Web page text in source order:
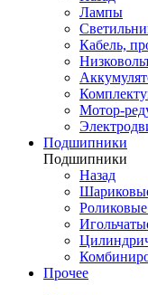
Лампы
Кабель,
Мотор-
Подшипники
Подшипники
Назад
Прочее